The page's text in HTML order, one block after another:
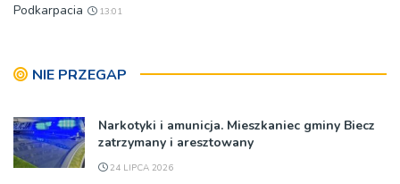
Podkarpacia
13:01
NIE PRZEGAP
Narkotyki i amunicja. Mieszkaniec gminy Biecz
zatrzymany i aresztowany
24 LIPCA 2026